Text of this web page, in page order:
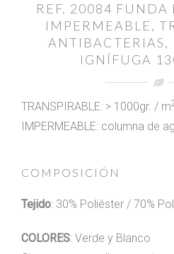
REF. 20084
IMPERMEABLE,
ANTIBACTERIAS,
IGNÍFUGA
TRANSPIRABLE: > 1000gr. / m
IMPERMEABLE: columna de
COMPOSICIÓN
Tejido: 30% Poliéster / 70%
COLORES: Verde y Blanco